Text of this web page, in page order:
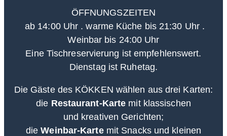
ÖFFNUNGSZEITEN
ab 14:00 Uhr . warme Küche bis 21:30 Uhr .
Weinbar bis 24:00 Uhr
Eine Tischreservierung ist empfehlenswert.
Dienstag ist Ruhetag.
Die Gäste des KÖKKEN wählen aus drei Karten:
die Restaurant-Karte mit klassischen
und kreativen Gerichten;
dieWeinbar-Kartemit Snacks und kleinen